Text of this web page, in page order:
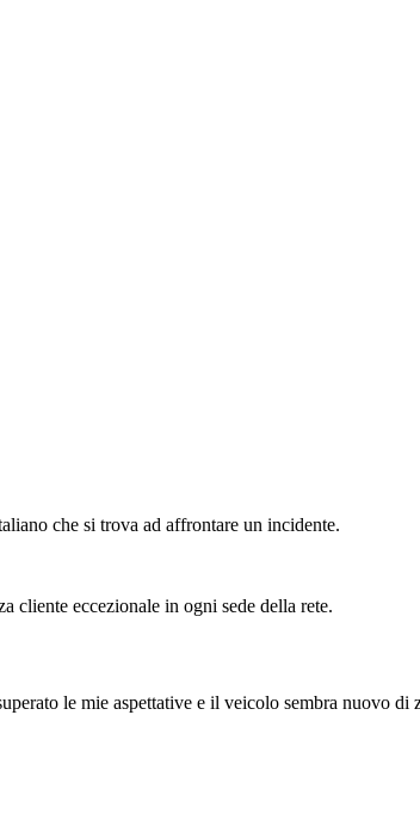
che si trova ad affrontare un incidente.
cliente eccezionale in ogni sede della rete.
le mie aspettative e il veicolo sembra nuovo di